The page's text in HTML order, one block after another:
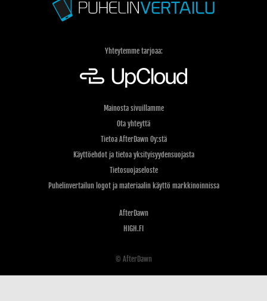
Yhteytemme tarjoaa:
Mainosta sivuillamme
Ota yhteyttä
Tietoa AfterDawn Oy:stä
Käyttöehdot ja tietoa yksityisyydensuojasta
Tietosuojaseloste
Puhelinvertailun logot ja materiaalin käyttö markkinoinnissa
AfterDawn
HIGH.FI
© AfterDawn